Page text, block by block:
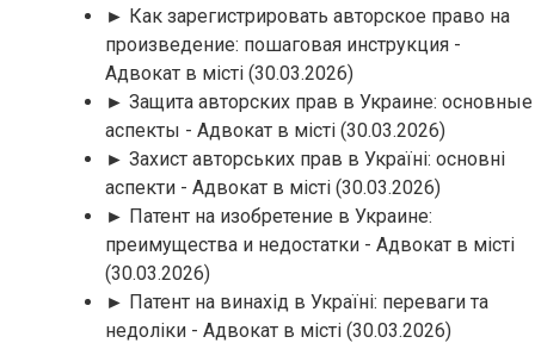
► Как зарегистрировать авторское право на
произведение: пошаговая инструкция -
Адвокат в місті (30.03.2026)
► Защита авторских прав в Украине: основные
аспекты - Адвокат в місті (30.03.2026)
► Захист авторських прав в Україні: основні
аспекти - Адвокат в місті (30.03.2026)
► Патент на изобретение в Украине:
преимущества и недостатки - Адвокат в місті
(30.03.2026)
► Патент на винахід в Україні: переваги та
недоліки - Адвокат в місті (30.03.2026)